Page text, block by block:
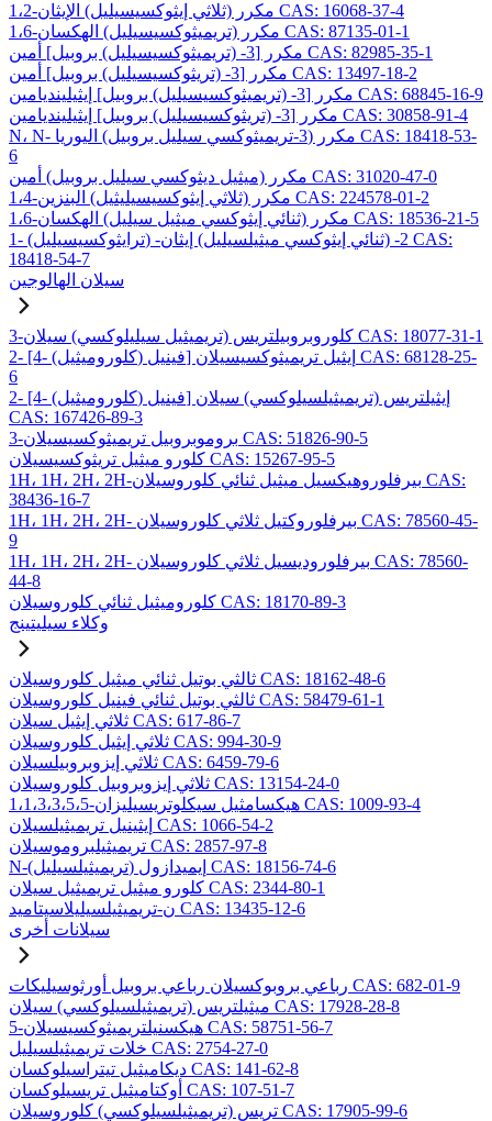
1،2-مكرر (ثلاثي إيثوكسيسيليل) الإيثان CAS: 16068-37-4
1،6-مكرر (تريميثوكسيسيليل) الهكسان CAS: 87135-01-1
مكرر [3- (تريميثوكسيسيليل) بروبيل] أمين CAS: 82985-35-1
مكرر [3- (تريثوكسيسيليل) بروبيل] أمين CAS: 13497-18-2
مكرر [3- (تريميثوكسيسيليل) بروبيل] إيثيلينديامين CAS: 68845-16-9
مكرر [3- (تريثوكسيسيليل) بروبيل] إيثيلينديامين CAS: 30858-91-4
N، N- مكرر (3-تريميثوكسي سيليل بروبيل) اليوريا CAS: 18418-53-
6
مكرر (ميثيل ديثوكسي سيليل بروبيل) أمين CAS: 31020-47-0
1،4-مكرر (ثلاثي إيثوكسيسيليثيل) البنزين CAS: 224578-01-2
1،6-مكرر (ثنائي إيثوكسي ميثيل سيليل) الهكسان CAS: 18536-21-5
1- (ترايثوكسيسيليل) -2- (ثنائي إيثوكسي ميثيلسيليل) إيثان CAS:
18418-54-7
سيلان الهالوجين
3-كلوروبروبيلتريس (تريميثيل سيليلوكسي) سيلان CAS: 18077-31-1
2- [4- (كلوروميثيل) فينيل] إيثيل تريميثوكسيسيلان CAS: 68128-25-
6
2- [4- (كلوروميثيل) فينيل] إيثيلتريس (تريميثيلسيلوكسي) سيلان
CAS: 167426-89-3
3-بروموبروبيل تريميثوكسيسيلان CAS: 51826-90-5
كلورو ميثيل تريثوكسيسيلان CAS: 15267-95-5
1H، 1H، 2H، 2H-بيرفلوروهيكسيل ميثيل ثنائي كلوروسيلان CAS:
38436-16-7
1H، 1H، 2H، 2H- بيرفلوروكتيل ثلاثي كلوروسيلان CAS: 78560-45-
9
1H، 1H، 2H، 2H- بيرفلوروديسيل ثلاثي كلوروسيلان CAS: 78560-
44-8
كلوروميثيل ثنائي كلوروسيلان CAS: 18170-89-3
وكلاء سيليتينج
ثالثي بوتيل ثنائي ميثيل كلوروسيلان CAS: 18162-48-6
ثالثي بوتيل ثنائي فينيل كلوروسيلان CAS: 58479-61-1
ثلاثي إيثيل سيلان CAS: 617-86-7
ثلاثي إيثيل كلوروسيلان CAS: 994-30-9
ثلاثي إيزوبروبيلسيلان CAS: 6459-79-6
ثلاثي إيزوبروبيل كلوروسيلان CAS: 13154-24-0
1،1،3،3،5،5-هيكسامثيل سيكلوتريسيليزان CAS: 1009-93-4
إيثينيل تريميثيلسيلان CAS: 1066-54-2
تريميثيلبروموسيلان CAS: 2857-97-8
N-(تريميثيلسيليل) إيميدازول CAS: 18156-74-6
كلورو ميثيل تريميثيل سيلان CAS: 2344-80-1
ن-تريميثيلسيليلاسيتاميد CAS: 13435-12-6
سيلانات أخرى
رباعي بروبوكسيلان رباعي بروبيل أورثوسيليكات CAS: 682-01-9
ميثيلتريس (تريميثيلسيلوكسي) سيلان CAS: 17928-28-8
5-هيكسنيلتريميثوكسيسيلان CAS: 58751-56-7
خلات تريميثيلسيليل CAS: 2754-27-0
ديكاميثيل تيتراسيلوكسان CAS: 141-62-8
أوكتاميثيل تريسيلوكسان CAS: 107-51-7
تريس (تريميثيلسيلوكسي) كلوروسيلان CAS: 17905-99-6